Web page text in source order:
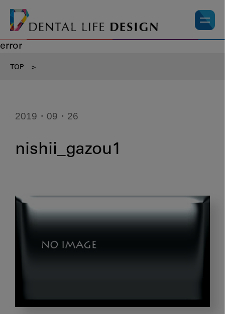
error
TOP >
2019・09・26
nishii_gazou1